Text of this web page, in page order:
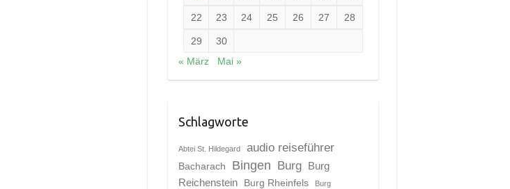
22 23 24 25 26 27 28
29
30
« März
Mai »
Schlagworte
Abtei St. Hildegard audio reiseführer
Bacharach Bingen Burg
Burg
Reichenstein
Burg Rheinfels Burg